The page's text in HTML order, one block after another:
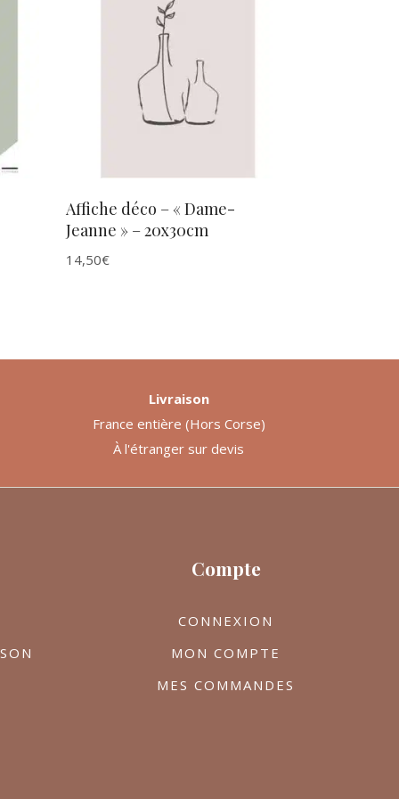
AJOUTER AU PANIER
Affiche déco – « Dame-
Jeanne » – 20x30cm
14,50€
Compte
CONNEXION
MON COMPTE
MES COMMANDES
Livraison
France entière (Hors Corse)
À l'étranger sur devis